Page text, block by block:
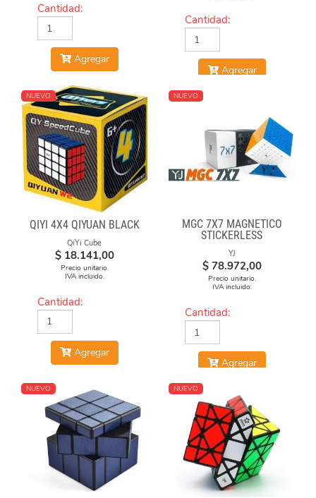
Cantidad:
Agregar
Cantidad:
Agregar
NUEVO
QIYI 4X4 QIYUAN BLACK
QiYi Cube
$ 18.141,00
Precio unitario.
IVA incluido.
Cantidad:
Agregar
NUEVO
MGC 7X7 MAGNÉTICO
STICKERLESS
YJ
$ 78.972,00
Precio unitario.
IVA incluido.
Cantidad:
Agregar
NUEVO NUEVO